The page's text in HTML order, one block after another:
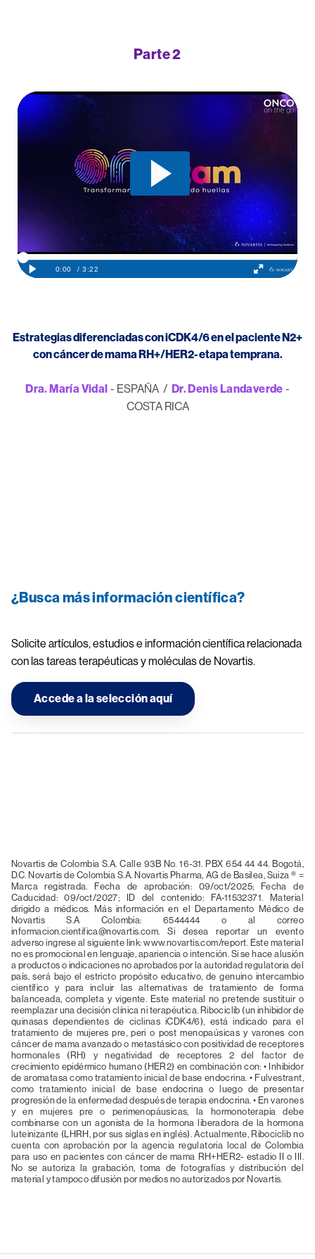
Parte 2
Estrategias diferenciadas con iCDK4/6 en el paciente N2+
con cáncer de mama RH+/HER2- etapa temprana.
Dra. María Vidal - ESPAÑA / Dr. Denis Landaverde -
COSTA RICA
¿Busca más información científica?
Solicite artículos, estudios e información científica relacionada
con las tareas terapéuticas y moléculas de Novartis.
Accede a la selección aquí
Novartis de Colombia S.A. Calle 93B No. 16-31. PBX 654 44 44. Bogotá,
D.C. Novartis de Colombia S.A. Novartis Pharma, AG de Basilea, Suiza ® =
Marca registrada. Fecha de aprobación: 09/oct/2025; Fecha de
Caducidad: 09/oct/2027; ID del contenido: FA-11532371. Material
dirigido a médicos. Más información en el Departamento Médico de
informacion.cientifica@novartis.com. Si desea reportar un evento
adverso ingrese al siguiente link: www.novartis.com/report. Este material
no es promocional en lenguaje, apariencia o intención. Si se hace alusión
a productos o indicaciones no aprobados por la autoridad regulatoria del
país, será bajo el estricto propósito educativo, de genuino intercambio
científico y para incluir las alternativas de tratamiento de forma
balanceada, completa y vigente. Este material no pretende sustituir o
reemplazar una decisión clínica ni terapéutica. Ribociclib (un inhibidor de
quinasas dependientes de ciclinas iCDK4/6), está indicado para el
tratamiento de mujeres pre, peri o post menopaúsicas y varones con
cáncer de mama avanzado o metastásico con positividad de receptores
hormonales (RH) y negatividad de receptores 2 del factor de
crecimiento epidérmico humano (HER2) en combinación con: • Inhibidor
de aromatasa como tratamiento inicial de base endocrina. • Fulvestrant,
como tratamiento inicial de base endocrina o luego de presentar
progresión de la enfermedad después de terapia endocrina. • En varones
y en mujeres pre o perimenopáusicas, la hormonoterapia debe
combinarse con un agonista de la hormona liberadora de la hormona
luteinizante (LHRH, por sus siglas en inglés). Actualmente, Ribociclib no
cuenta con aprobación por la agencia regulatoria local de Colombia
para uso en pacientes con cáncer de mama RH+HER2- estadio II o III.
No se autoriza la grabación, toma de fotografías y distribución del
material y tampoco difusión por medios no autorizados por Novartis.